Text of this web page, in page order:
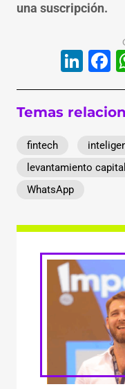
una suscripción.
Temas
fintech
levantamiento capital
WhatsApp